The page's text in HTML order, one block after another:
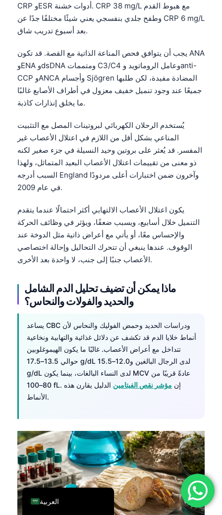
CRP وESR أدوات خشنة. CRP 38 mg/L مع هبوط القدم
وطفح جلدي بنفسجي يعني شيئًا مختلفًا جدًا عن CRP 6 mg/L
بعد أسبوع تدريب شاق.
يجب أن يتوافق فحص المناعة الذاتية مع القصة. قد تكون ANA
وENA وdsDNA ومتممات C3/C4 وعامل الروماتويد وanti-
CCP وANCA وأجسام Sjögren المضادة مفيدة، لكن طلبها
جميعًا عند وجود تنميل خفيف معزول في أطراف الأصابع غالبًا
ما يخلق إنذارات كاذبة.
يُستخدم الرحلان الكهربائي لبروتينات المصل مع التثبيت
المناعي بشكل أقل من اللازم في اعتلال الأعصاب غير
المفسر. قد يُعثر على بروتين وحيد النسيلة في جزء صغير لكنه
ذو معنى من تقييمات اعتلال الأعصاب البعيد المتماثل، ولهذا
السبب أدرجه England وآخرون ضمن اختبارات أعلى مردودًا
في عام 2009.
يكون اعتلال الأعصاب الالتهابي أكثر احتمالًا عندما يتقدم
التنميل خلال أسابيع، ويسبب ضعفًا، ويؤثر في وظائف الحركة
والإحساس معًا، أو يأتي مع أعراض ذاتية مثل الدوخة عند
الوقوف. عندها ينبغي أن تتحرك التحاليل وإحالة اختصاصي
الأعصاب جنبًا إلى جنب، لا واحدة بعد الأخرى.
ماذا يمكن أن تضيفتحليل الدم الشامل
والحديد والفولات والنحاس؟
يساعد CBC ودراسات الحديد وحمض الفوليك والنحاس لأن
أنماط خلايا الدم قد تكشف عن دلائل غذائية والتهابية ونخاعية
تتداخل مع أعراض الأعصاب. غالبًا ما يكون الهيموغلوبين
حوالي 13.5–17.5 g/dL لدى الرجال البالغين و12.0–15.5
g/dL لدى النساء البالغات، بينما يكون MCV عادةً قريبًا من
80–100 fL. إن مؤشر نقص الفيتامين الدليل يقارن هذه
الأنماط.
العربية
English
Deutsch
Français
עִבְרִית
Português
Ελληνικά
Türkçe
Română
简体中文
فارسی
Български
Nederlands
हिन्दी
Bahasa Indonesia
Հայերեն
Íslenska
Српски језик
Svenska
Bosanski
Azərbaycan dili
Eesti
日本語
Čeština
ქართული
Lietuvių kalba
Polski